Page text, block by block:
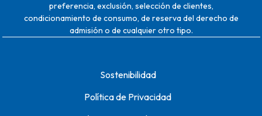
preferencia, exclusión, selección de clientes,
condicionamiento de consumo, de reserva del derecho de
admisión o de cualquier otro tipo.
Sostenibilidad
Política de Privacidad